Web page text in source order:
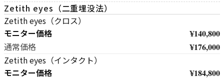
Zetith eyes（二重埋没法）
Zetith eyes（クロス）
モニター価格 ¥140,800
通常価格 ¥176,000
Zetith eyes（インタクト）
モニター価格 ¥184,800